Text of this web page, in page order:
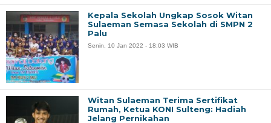
Kepala Sekolah Ungkap Sosok Witan
Sulaeman Semasa Sekolah di SMPN 2
Palu
Senin, 10 Jan 2022 - 18:03 WIB
Witan Sulaeman Terima Sertifikat
Rumah, Ketua KONI Sulteng: Hadiah
Jelang Pernikahan